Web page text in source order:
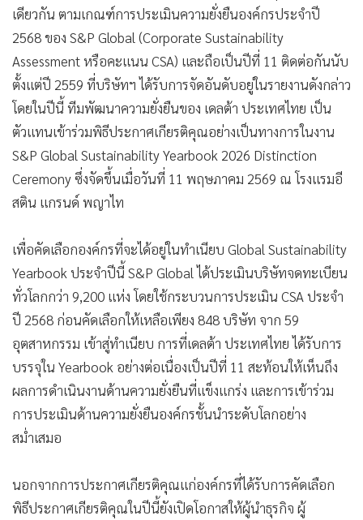
เดียวกัน ตามเกณฑ์การประเมินความยั่งยืนองค์กรประจำปี
2568 ของ S&P Global (Corporate Sustainability
Assessment หรือคะแนน CSA) และถือเป็นปีที่ 11 ติดต่อกันนับ
ตั้งแต่ปี 2559 ที่บริษัทฯ ได้รับการจัดอันดับอยู่ในรายงานดังกล่าว
โดยในปีนี้ ทีมพัฒนาความยั่งยืนของ เดลต้า ประเทศไทย เป็น
ตัวแทนเข้าร่วมพิธีประกาศเกียรติคุณอย่างเป็นทางการในงาน
S&P Global Sustainability Yearbook 2026 Distinction
Ceremony ซึ่งจัดขึ้นเมื่อวันที่ 11 พฤษภาคม 2569 ณ โรงแรมอี
สติน แกรนด์ พญาไท
เพื่อคัดเลือกองค์กรที่จะได้อยู่ในทำเนียบ Global Sustainability
Yearbook ประจำปีนี้ S&P Global ได้ประเมินบริษัทจดทะเบียน
ทั่วโลกกว่า 9,200 แห่ง โดยใช้กระบวนการประเมิน CSA ประจำ
ปี 2568 ก่อนคัดเลือกให้เหลือเพียง 848 บริษัท จาก 59
อุตสาหกรรม เข้าสู่ทำเนียบ การที่เดลต้า ประเทศไทย ได้รับการ
บรรจุใน Yearbook อย่างต่อเนื่องเป็นปีที่ 11 สะท้อนให้เห็นถึง
ผลการดำเนินงานด้านความยั่งยืนที่แข็งแกร่ง และการเข้าร่วม
การประเมินด้านความยั่งยืนองค์กรชั้นนำระดับโลกอย่าง
สม่ำเสมอ
นอกจากการประกาศเกียรติคุณแก่องค์กรที่ได้รับการคัดเลือก
พิธีประกาศเกียรติคุณในปีนี้ยังเปิดโอกาสให้ผู้นำธุรกิจ ผู้